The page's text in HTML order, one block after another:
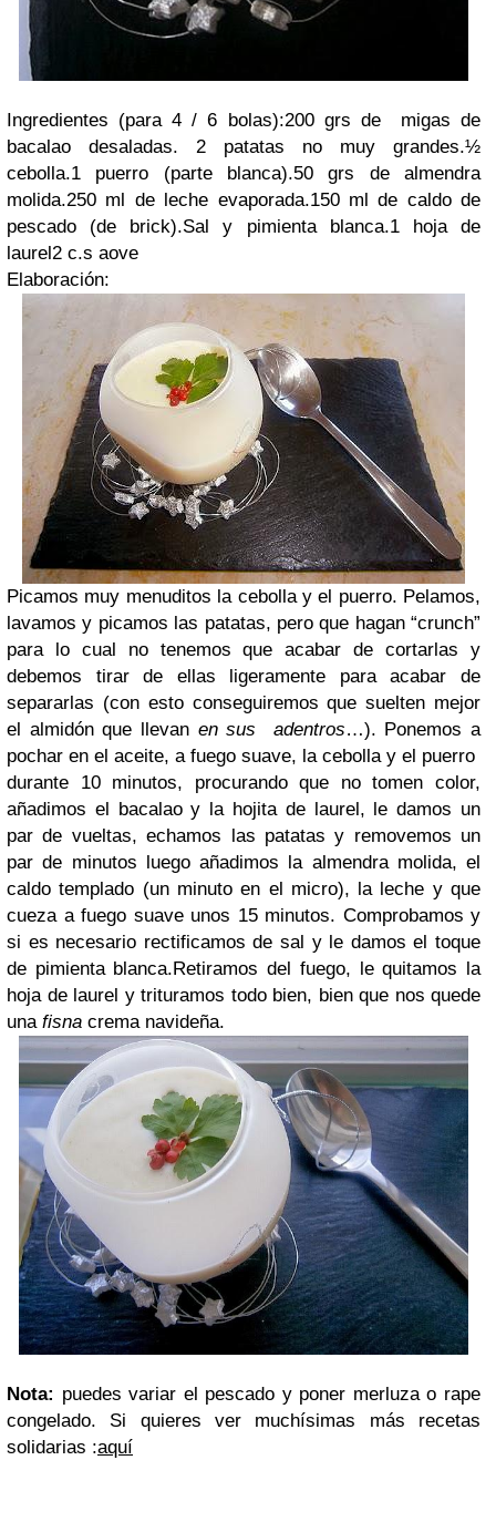
Ingredientes (para 4 / 6 bolas):200 grs de migas de
bacalao desaladas. 2 patatas no muy grandes.½
cebolla.1 puerro (parte blanca).50 grs de almendra
molida.250 ml de leche evaporada.150 ml de caldo de
pescado (de brick).Sal y pimienta blanca.1 hoja de
laurel2 c.s aove
Elaboración:
Picamos muy menuditos la cebolla y el puerro. Pelamos,
lavamos y picamos las patatas, pero que hagan “crunch”
para lo cual no tenemos que acabar de cortarlas y
debemos tirar de ellas ligeramente para acabar de
separarlas (con esto conseguiremos que suelten mejor
el almidón que llevan en sus adentros…). Ponemos a
pochar en el aceite, a fuego suave, la cebolla y el puerro
durante 10 minutos, procurando que no tomen color,
añadimos el bacalao y la hojita de laurel, le damos un
par de vueltas, echamos las patatas y removemos un
par de minutos luego añadimos la almendra molida, el
caldo templado (un minuto en el micro), la leche y que
cueza a fuego suave unos 15 minutos. Comprobamos y
si es necesario rectificamos de sal y le damos el toque
de pimienta blanca.Retiramos del fuego, le quitamos la
hoja de laurel y trituramos todo bien, bien que nos quede
unafisna crema navideña.
Nota: puedes variar el pescado y poner merluza o rape
congelado. Si quieres ver muchísimas más recetas
solidarias :aquí